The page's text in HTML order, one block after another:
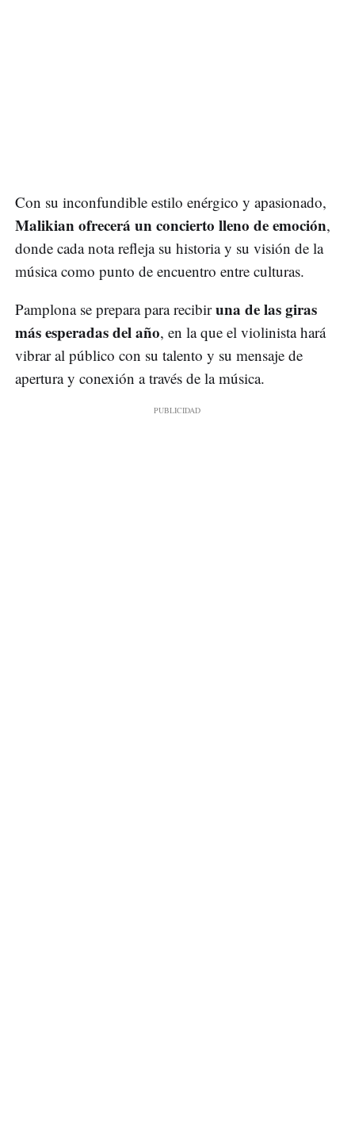
Con su inconfundible estilo enérgico y apasionado,
Malikian ofrecerá un concierto lleno de emoción,
donde cada nota refleja su historia y su visión de la
música como punto de encuentro entre culturas.
Pamplona se prepara para recibiruna de las giras
más esperadas del año, en la que el violinista hará
vibrar al público con su talento y su mensaje de
apertura y conexión a través de la música.